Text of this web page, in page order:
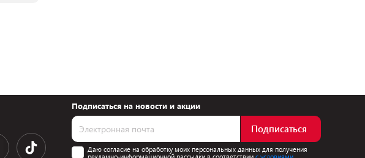
Подписаться на новости и акции
Подписаться
Даю согласие на обработку моих персональных данных для получения